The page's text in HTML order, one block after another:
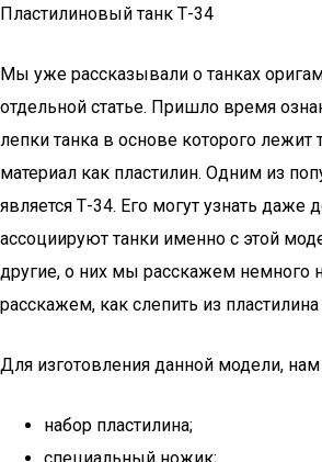
Пластилиновый танк Т-34
Мы уже рассказывали о танках
отдельной статье. Пришло время
лепки танка в основе которого лежит
материал как пластилин. Одним из
является Т-34. Его могут узнать даже
ассоциируют танки именно с этой
другие, о них мы расскажем немного
расскажем, как слепить из пластилина
Для изготовления данной модели, нам
набор пластилина;